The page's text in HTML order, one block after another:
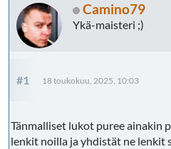
Camino79
Ykä-maisteri ;)
#1 18 toukokuu, 2025, 10:03
Tänmalliset lukot puree ainakin
lenkit noilla ja yhdistät ne lenkit